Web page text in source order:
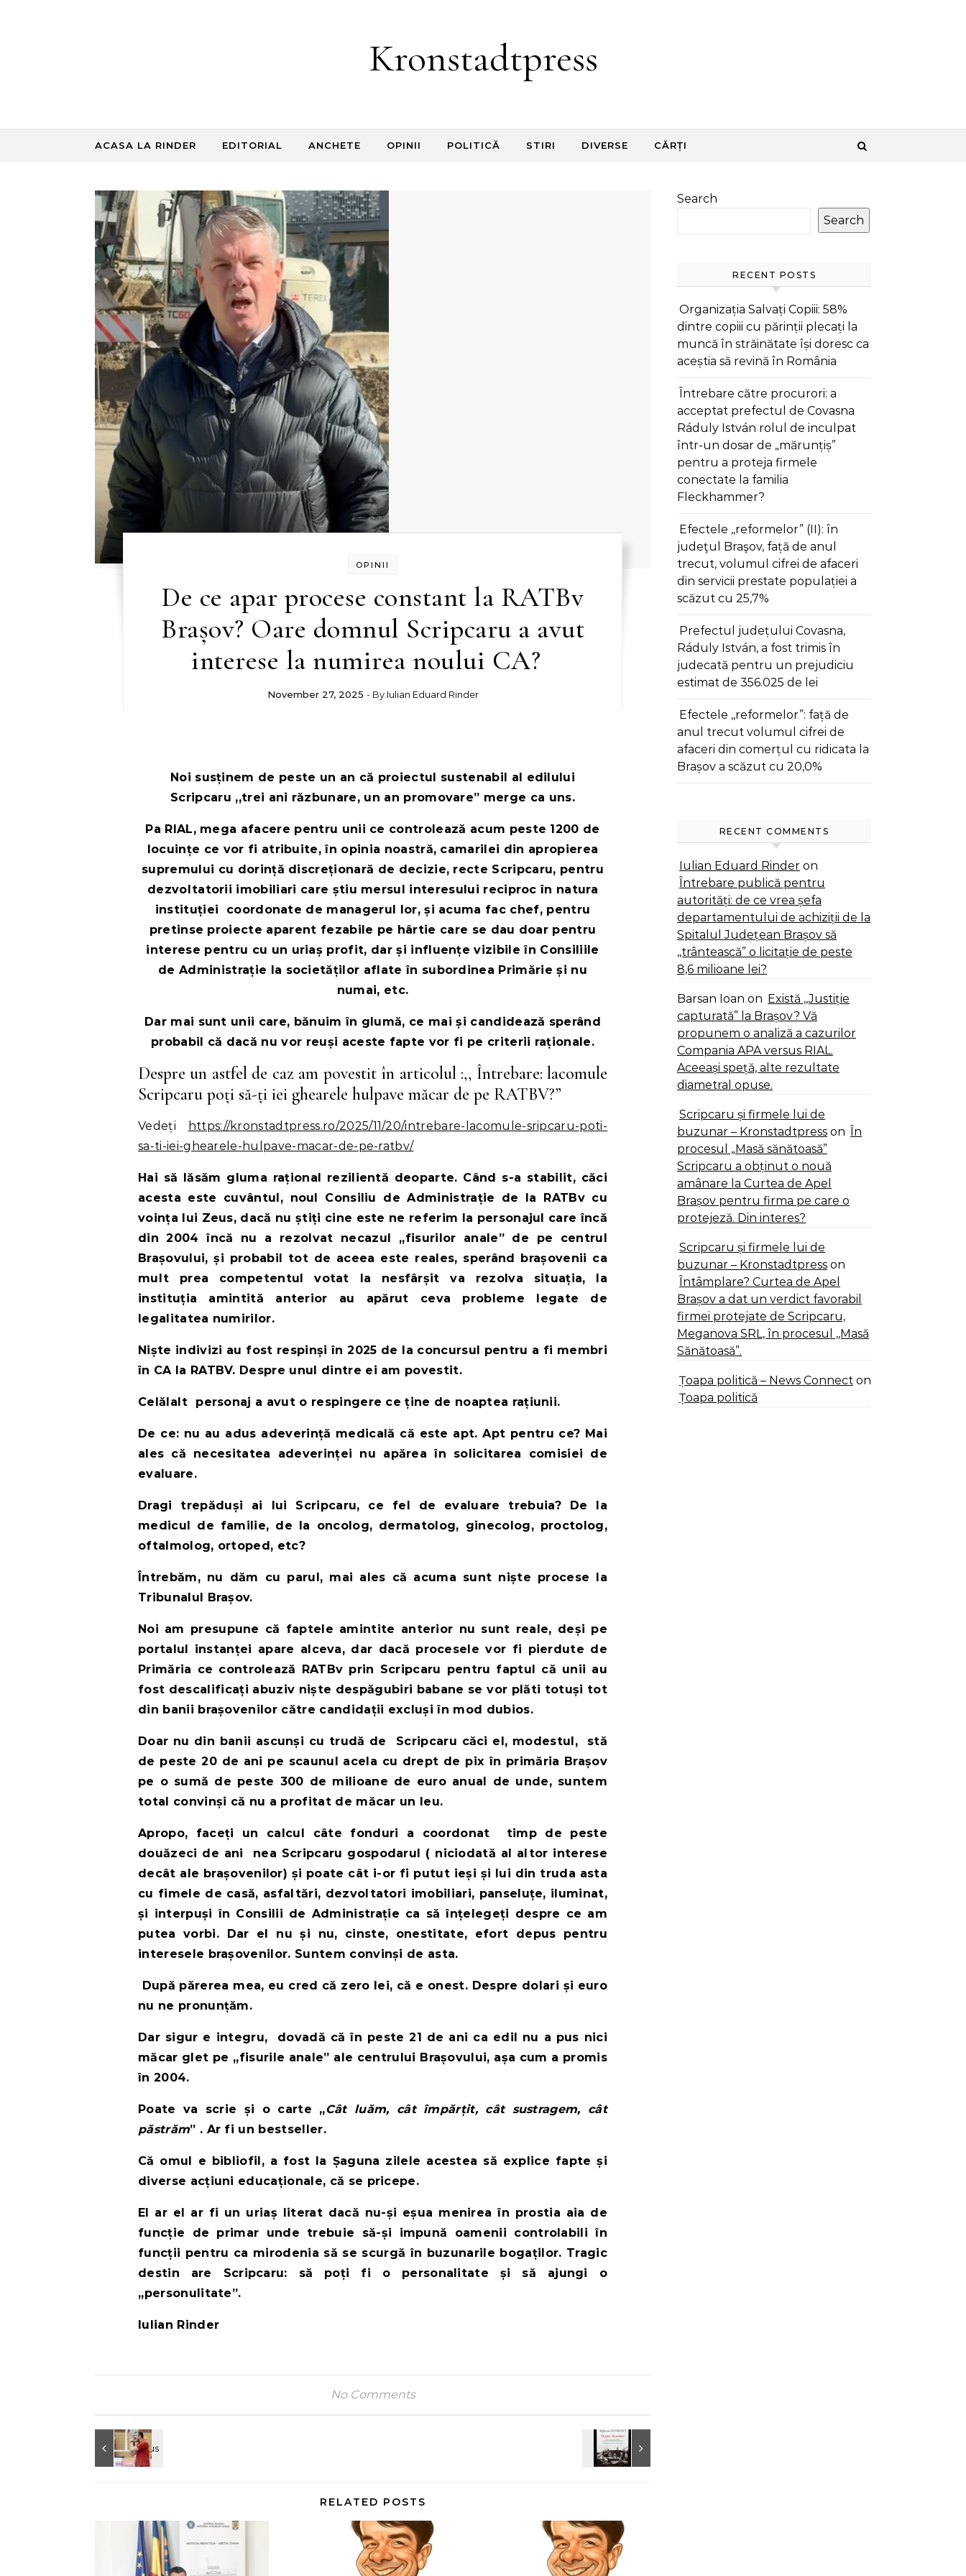
Kronstadtpress
ACASA LA RINDER EDITORIAL ANCHETE OPINII POLITICĂ STIRI DIVERSE CĂRȚI
OPINII
De ce apar procese constant la RATBv
Brașov? Oare domnul Scripcaru a avut
interese la numirea noului CA?
November 27, 2025 - By Iulian Eduard Rinder
Noi susținem de peste un an că proiectul sustenabil al edilului
Scripcaru ,,trei ani răzbunare, un an promovare” merge ca uns.
Pa RIAL, mega afacere pentru unii ce controlează acum peste 1200 de
locuințe ce vor fi atribuite, în opinia noastră, camarilei din apropierea
supremului cu dorință discreționară de decizie, recte Scripcaru, pentru
dezvoltatorii imobiliari care știu mersul interesului reciproc în natura
instituției coordonate de managerul lor, și acuma fac chef, pentru
pretinse proiecte aparent fezabile pe hârtie care se dau doar pentru
interese pentru cu un uriaș profit, dar și influențe vizibile în Consiliile
de Administrație la societăților aflate în subordinea Primărie și nu
numai, etc.
Dar mai sunt unii care, bănuim în glumă, ce mai și candidează sperând
probabil că dacă nu vor reuși aceste fapte vor fi pe criterii raționale.
Despre un astfel de caz am povestit în articolul :,, Întrebare: lacomule
Scripcaru poți să-ți iei ghearele hulpave măcar de pe RATBV?”
Vedeți
https://kronstadtpress.ro/2025/11/20/intrebare-lacomule-sripcaru-poti-
sa-ti-iei-ghearele-hulpave-macar-de-pe-ratbv/
Hai să lăsăm gluma rațional rezilientă deoparte. Când s-a stabilit, căci
acesta este cuvântul, noul Consiliu de Administrație de la RATBv cu
voința lui Zeus, dacă nu știți cine este ne referim la personajul care încă
din 2004 încă nu a rezolvat necazul ,,fisurilor anale” de pe centrul
Brașovului, și probabil tot de aceea este reales, sperând brașovenii ca
mult prea competentul votat la nesfârșit va rezolva situația, la
instituția amintită anterior au apărut ceva probleme legate de
legalitatea numirilor.
Niște indivizi au fost respinși în 2025 de la concursul pentru a fi membri
în CA la RATBV. Despre unul dintre ei am povestit.
Celălalt personaj a avut o respingere ce ține de noaptea rațiunii.
De ce: nu au adus adeverință medicală că este apt. Apt pentru ce? Mai
ales că necesitatea adeverinței nu apărea în solicitarea comisiei de
evaluare.
Dragi trepăduși ai lui Scripcaru, ce fel de evaluare trebuia? De la
medicul de familie, de la oncolog, dermatolog, ginecolog, proctolog,
oftalmolog, ortoped, etc?
Întrebăm, nu dăm cu parul, mai ales că acuma sunt niște procese la
Tribunalul Brașov.
Noi am presupune că faptele amintite anterior nu sunt reale, deși pe
portalul instanței apare alceva, dar dacă procesele vor fi pierdute de
Primăria ce controlează RATBv prin Scripcaru pentru faptul că unii au
fost descalificați abuziv niște despăgubiri babane se vor plăti totuși tot
din banii brașovenilor către candidații excluși în mod dubios.
Doar nu din banii ascunși cu trudă de Scripcaru căci el, modestul, stă
de peste 20 de ani pe scaunul acela cu drept de pix în primăria Brașov
pe o sumă de peste 300 de milioane de euro anual de unde, suntem
total convinși că nu a profitat de măcar un leu.
Apropo, faceți un calcul câte fonduri a coordonat timp de peste
douăzeci de ani nea Scripcaru gospodarul ( niciodată al altor interese
decât ale brașovenilor) și poate cât i-or fi putut ieși și lui din truda asta
cu fimele de casă, asfaltări, dezvoltatori imobiliari, panseluțe, iluminat,
și interpuși în Consilii de Administrație ca să înțelegeți despre ce am
putea vorbi. Dar el nu și nu, cinste, onestitate, efort depus pentru
interesele brașovenilor. Suntem convinși de asta.
După părerea mea, eu cred că zero lei, că e onest. Despre dolari și euro
nu ne pronunțăm.
Dar sigur e integru, dovadă că în peste 21 de ani ca edil nu a pus nici
măcar glet pe ,,fisurile anale” ale centrului Brașovului, așa cum a promis
în 2004.
Poate va scrie și o carte ,,Cât luăm, cât împărțit, cât sustragem, cât
păstrăm” . Ar fi un bestseller.
Că omul e bibliofil, a fost la Șaguna zilele acestea să explice fapte și
diverse acțiuni educaționale, că se pricepe.
El ar el ar fi un uriaș literat dacă nu-și eșua menirea în prostia aia de
funcție de primar unde trebuie să-și impună oamenii controlabili în
funcții pentru ca mirodenia să se scurgă în buzunarile bogaților. Tragic
destin are Scripcaru: să poți fi o personalitate și să ajungi o
,,personulitate”.
Iulian Rinder
No Comments
RELATED POSTS
Search
Search
RECENT POSTS
Organizația Salvați Copiii: 58%
dintre copiii cu părinții plecați la
muncă în străinătate își doresc ca
aceștia să revină în România
Întrebare către procurori: a
acceptat prefectul de Covasna
Ráduly István rolul de inculpat
într-un dosar de „mărunțiș”
pentru a proteja firmele
conectate la familia
Fleckhammer?
Efectele ,,reformelor” (II): în
judeţul Braşov, față de anul
trecut, volumul cifrei de afaceri
din servicii prestate populației a
scăzut cu 25,7%
Prefectul județului Covasna,
Ráduly István, a fost trimis în
judecată pentru un prejudiciu
estimat de 356.025 de lei
Efectele ,,reformelor”: față de
anul trecut volumul cifrei de
afaceri din comerțul cu ridicata la
Brașov a scăzut cu 20,0%
RECENT COMMENTS
Iulian Eduard Rinder on
Întrebare publică pentru
autorități: de ce vrea șefa
departamentului de achiziții de la
Spitalul Județean Brașov să
,,trântească” o licitație de peste
8,6 milioane lei?
Barsan Ioan on Există ,,Justiție
capturată” la Brașov? Vă
propunem o analiză a cazurilor
Compania APA versus RIAL.
Aceeași speță, alte rezultate
diametral opuse.
Scripcaru și firmele lui de
buzunar – Kronstadtpress on În
procesul „Masă sănătoasă”
Scripcaru a obținut o nouă
amânare la Curtea de Apel
Brașov pentru firma pe care o
protejeză. Din interes?
Scripcaru și firmele lui de
buzunar – Kronstadtpress on
Întâmplare? Curtea de Apel
Brașov a dat un verdict favorabil
firmei protejate de Scripcaru,
Meganova SRL, în procesul ,,Masă
Sănătoasă”.
Țoapa politică – News Connect on
Țoapa politică